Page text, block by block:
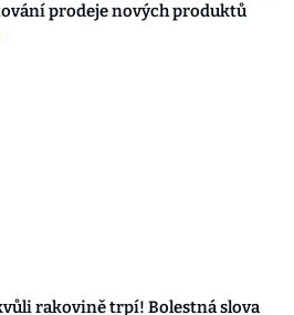
prodeje nových produktů
rakovině trpí! Bolestná slova